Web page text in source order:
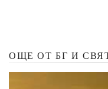
ОЩЕ ОТ БГ И